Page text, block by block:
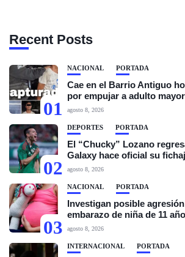
Recent Posts
01
NACIONAL PORTADA
Cae en el Barrio Antiguo
por empujar a adulto
agosto 8, 2026
02
DEPORTES PORTADA
El “Chucky” Lozano
Galaxy hace oficial su
agosto 8, 2026
03
NACIONAL PORTADA
Investigan posible
embarazo de niña de 11
agosto 8, 2026
INTERNACIONAL PORTADA